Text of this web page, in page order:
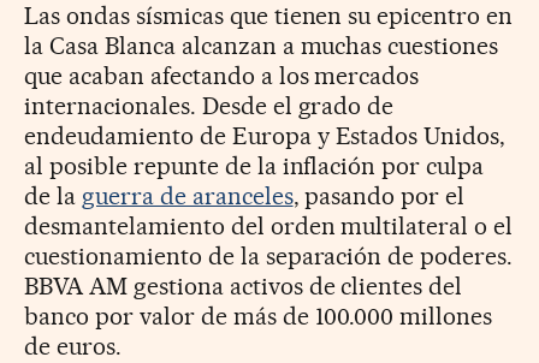
Las ondas sísmicas que tienen su epicentro en
la Casa Blanca alcanzan a muchas cuestiones
que acaban afectando a los mercados
internacionales. Desde el grado de
endeudamiento de Europa y Estados Unidos,
al posible repunte de la inflación por culpa
de la guerra de aranceles, pasando por el
desmantelamiento del orden multilateral o el
cuestionamiento de la separación de poderes.
BBVA AM gestiona activos de clientes del
banco por valor de más de 100.000 millones
de euros.